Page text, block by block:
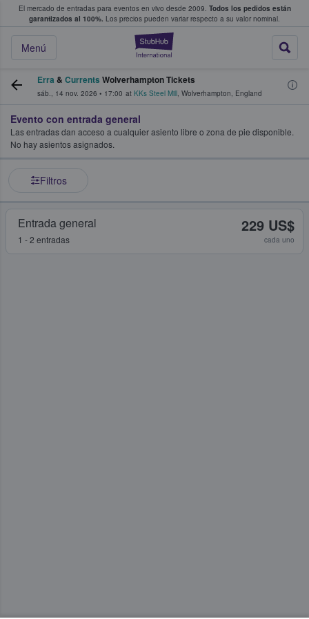
El mercado de entradas para eventos en vivo desde 2009. Todos los pedidos están
garantizados al 100%. Los precios pueden variar respecto a su valor nominal.
StubHub:
Menú
y venta de entradas entre fans
Erra & Currents Wolverhampton Tickets
sáb., 14 nov. 2026 • 17:00 at KKs Steel Mill, Wolverhampton, England
Evento con entrada general
Las entradas dan acceso a cualquier asiento libre o zona de pie disponible.
No hay asientos asignados.
Filtros
Entrada general
1 - 2 entradas
229 US$
cada uno